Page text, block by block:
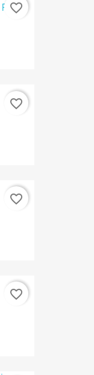
favorite_border
favorite_border
favorite_border
favorite_border